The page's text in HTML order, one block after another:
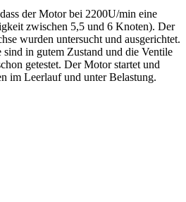
der Motor bei 2200U/min eine
zwischen 5,5 und 6 Knoten). Der
wurden untersucht und ausgerichtet.
in gutem Zustand und die Ventile
getestet. Der Motor startet und
im Leerlauf und unter Belastung.